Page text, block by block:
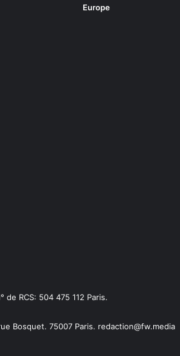
Europe
de RCS: 504 475 112 Paris.
Bosquet. 75007 Paris. redaction@fw.media